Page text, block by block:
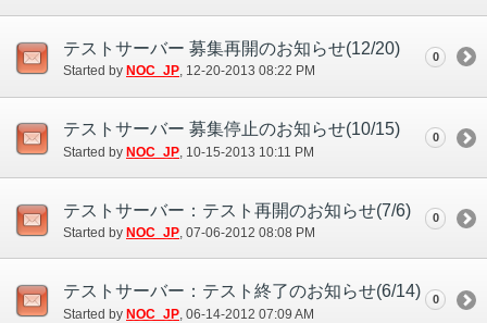
テストサーバー 募集再開のお知らせ(12/20)
Started by NOC_JP‎, 12-20-2013 08:22 PM
0
テストサーバー 募集停止のお知らせ(10/15)
Started by NOC_JP ‎, 10-15-2013 10:11 PM
0
テストサーバー：テスト再開のお知らせ(7/6)
Started by NOC_JP‎, 07-06-2012 08:08 PM
0
テストサーバー：テスト終了のお知らせ(6/14)
Started by NOC_JP ‎, 06-14-2012 07:09 AM
0